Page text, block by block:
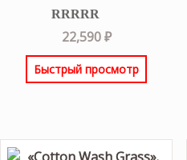
Оценка5.00
из 5
22,590₽
Быстрый просмотр